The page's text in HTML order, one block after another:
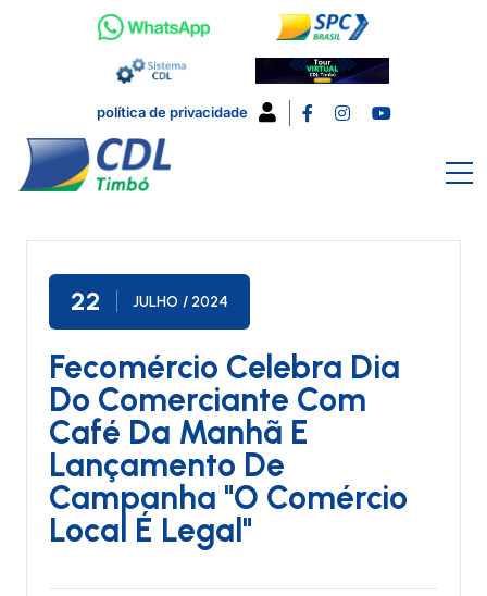
política de privacidade
22 JULHO / 2024
Fecomércio Celebra Dia
Do Comerciante Com
Café Da Manhã E
Lançamento De
Campanha "O Comércio
Local É Legal"